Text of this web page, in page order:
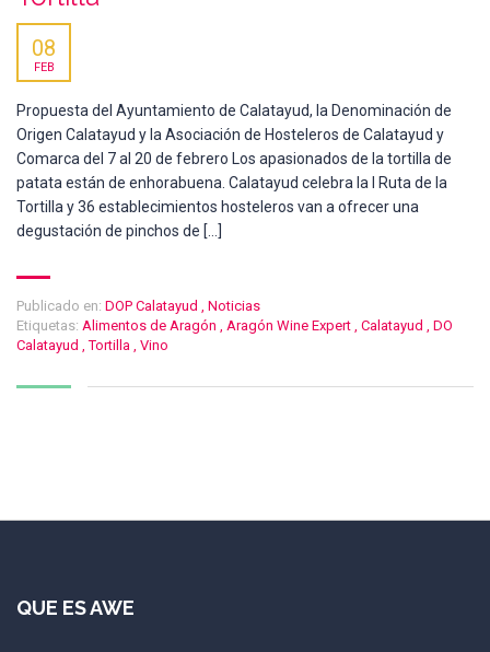
08
FEB
Propuesta del Ayuntamiento de Calatayud, la Denominación de
Origen Calatayud y la Asociación de Hosteleros de Calatayud y
Comarca del 7 al 20 de febrero Los apasionados de la tortilla de
patata están de enhorabuena. Calatayud celebra la I Ruta de la
Tortilla y 36 establecimientos hosteleros van a ofrecer una
degustación de pinchos de […]
Publicado en: DOP Calatayud , Noticias
Etiquetas: Alimentos de Aragón , Aragón Wine Expert , Calatayud , DO
Calatayud , Tortilla , Vino
QUE ES AWE